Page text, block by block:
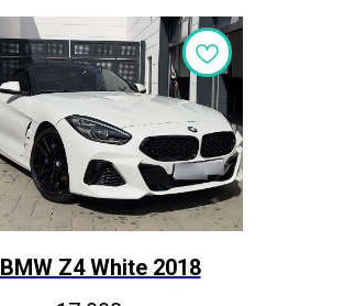
BMW Z4 White 2018